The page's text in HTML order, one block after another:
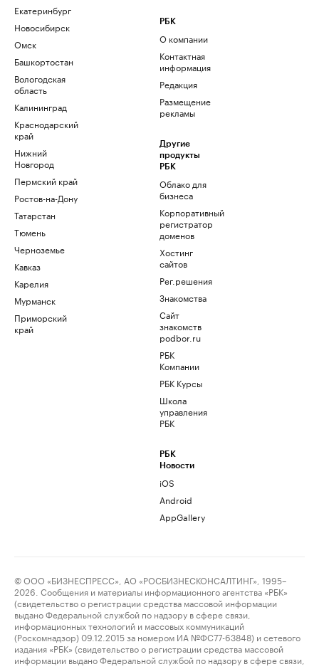
Екатеринбург
Новосибирск
Омск
Башкортостан
Вологодская
область
Калининград
Краснодарский
край
Нижний
Новгород
Пермский край
Ростов-на-Дону
Татарстан
Тюмень
Черноземье
Кавказ
Карелия
Мурманск
Приморский
край
РБК
О компании
Контактная
информация
Редакция
Размещение
рекламы
Другие
продукты
РБК
Облако для
бизнеса
Корпоративный
регистратор
доменов
Хостинг
сайтов
Рег.решения
Знакомства
Сайт
знакомств
podbor.ru
РБК
Компании
РБК Курсы
Школа
управления
РБК
РБК
Новости
iOS
Android
AppGallery
© ООО «БИЗНЕСПРЕСС», АО «РОСБИЗНЕСКОНСАЛТИНГ», 1995–
2026. Сообщения и материалы информационного агентства «РБК»
(свидетельство о регистрации средства массовой информации
выдано Федеральной службой по надзору в сфере связи,
информационных технологий и массовых коммуникаций
(Роскомнадзор) 09.12.2015 за номером ИА №ФС77-63848) и сетевого
издания «РБК» (свидетельство о регистрации средства массовой
информации выдано Федеральной службой по надзору в сфере связи,